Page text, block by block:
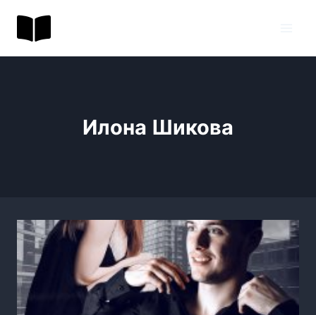
содержимому
Илона Шикова